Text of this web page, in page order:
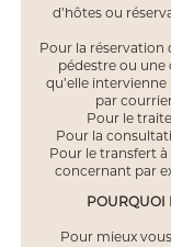
d’hôtes ou
Pour la réservation
pédestre ou une
qu’elle
par
Pour le
Pour la
Pour le transfert
concernant par
POURQUOI
Pour mieux